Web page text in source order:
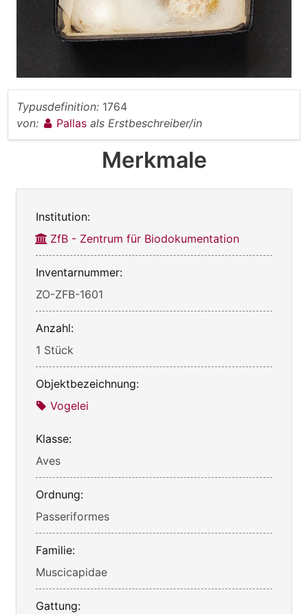
Typusdefinition: 1764
von:
Pallas als Erstbeschreiber/in
Merkmale
Institution:
ZfB - Zentrum für Biodokumentation
Inventarnummer:
ZO-ZFB-1601
Anzahl:
1 Stück
Objektbezeichnung:
Vogelei
Klasse:
Aves
Ordnung:
Passeriformes
Familie:
Muscicapidae
Gattung: